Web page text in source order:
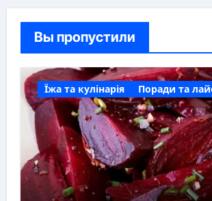
Вы пропустили
Їжа та кулінарія Поради та